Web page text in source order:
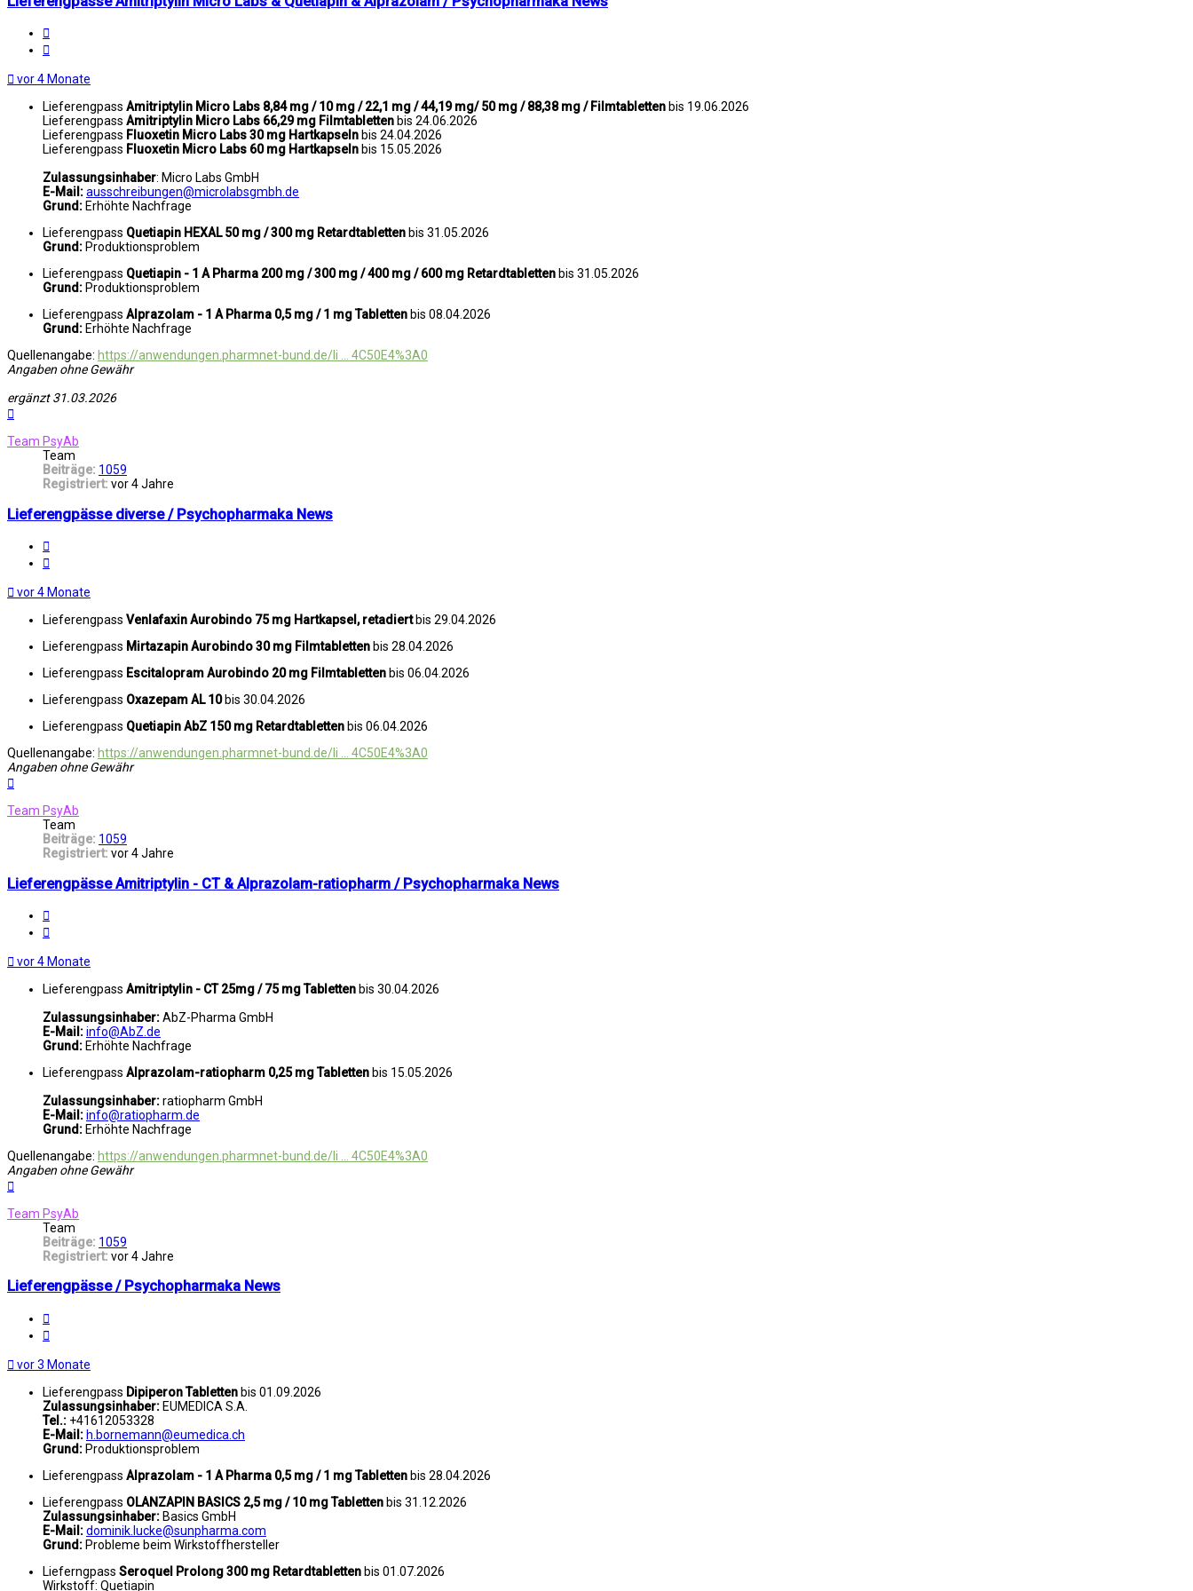
vor 4 Monate
Lieferengpass Amitriptylin Micro Labs 8,84 mg / 10 mg / 22,1 mg / 44,19 mg/ 50 mg / 88,38 mg / Filmtabletten bis 19.06.2026
Lieferengpass Amitriptylin Micro Labs 66,29 mg Filmtabletten bis 24.06.2026
Lieferengpass Fluoxetin Micro Labs 30 mg Hartkapseln bis 24.04.2026
Lieferengpass Fluoxetin Micro Labs 60 mg Hartkapseln bis 15.05.2026
Zulassungsinhaber: Micro Labs GmbH
E-Mail:ausschreibungen@microlabsgmbh.de
Grund: Erhöhte Nachfrage
Lieferengpass Quetiapin HEXAL 50 mg / 300 mg Retardtabletten bis 31.05.2026
Grund: Produktionsproblem
Lieferengpass Quetiapin - 1 A Pharma 200 mg / 300 mg / 400 mg / 600 mg Retardtabletten bis 31.05.2026
Grund: Produktionsproblem
Lieferengpass Alprazolam - 1 A Pharma 0,5 mg / 1 mg Tabletten bis 08.04.2026
Grund: Erhöhte Nachfrage
Quellenangabe: https://anwendungen.pharmnet-bund.de/li ... 4C50E4%3A0
Angaben ohne Gewähr
ergänzt 31.03.2026
Team PsyAb
Team
Beiträge: 1059
Registriert: vor 4 Jahre
Lieferengpässe diverse / Psychopharmaka News
vor 4 Monate
Lieferengpass Venlafaxin Aurobindo 75 mg Hartkapsel, retadiertbis 29.04.2026
Lieferengpass Mirtazapin Aurobindo 30 mg Filmtabletten bis 28.04.2026
Lieferengpass Escitalopram Aurobindo 20 mg Filmtabletten bis 06.04.2026
Lieferengpass Oxazepam AL 10 bis 30.04.2026
Lieferengpass Quetiapin AbZ 150 mg Retardtabletten bis 06.04.2026
Quellenangabe: https://anwendungen.pharmnet-bund.de/li ... 4C50E4%3A0
Angaben ohne Gewähr
Team PsyAb
Team
Beiträge: 1059
Registriert: vor 4 Jahre
Lieferengpässe Amitriptylin - CT & Alprazolam-ratiopharm / Psychopharmaka News
vor 4 Monate
Lieferengpass Amitriptylin - CT 25mg / 75 mg Tabletten bis 30.04.2026
Zulassungsinhaber:AbZ-Pharma GmbH
E-Mail:info@AbZ.de
Grund: Erhöhte Nachfrage
Lieferengpass Alprazolam-ratiopharm 0,25 mg Tabletten bis 15.05.2026
Zulassungsinhaber:ratiopharm GmbH
E-Mail:info@ratiopharm.de
Grund: Erhöhte Nachfrage
Quellenangabe: https://anwendungen.pharmnet-bund.de/li ... 4C50E4%3A0
Angaben ohne Gewähr
Team PsyAb
Team
Beiträge: 1059
Registriert: vor 4 Jahre
Lieferengpässe / Psychopharmaka News
vor 3 Monate
Lieferengpass Dipiperon Tabletten bis 01.09.2026
Zulassungsinhaber: EUMEDICA S.A.
Tel.: +41612053328
E-Mail: h.bornemann@eumedica.ch
Grund: Produktionsproblem
Lieferengpass Alprazolam - 1 A Pharma 0,5 mg / 1 mg Tabletten bis 28.04.2026
Lieferengpass OLANZAPIN BASICS 2,5 mg / 10 mg Tabletten bis 31.12.2026
Zulassungsinhaber: Basics GmbH
E-Mail:dominik.lucke@sunpharma.com
Grund: Probleme beim Wirkstoffhersteller
Lieferngpass Seroquel Prolong 300 mg Retardtabletten bis 01.07.2026
Wirkstoff: Quetiapin